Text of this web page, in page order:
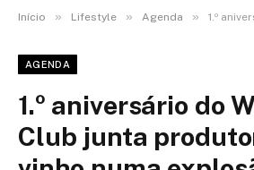
Início » Lifestyle » Agenda » 1.º aniversário do Wine
AGENDA
1.º aniversário do
Club junta